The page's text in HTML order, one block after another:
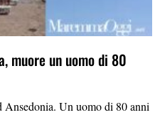
muore un uomo di 80
Un uomo di 80 anni